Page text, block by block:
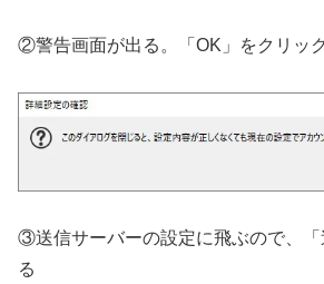
②警告画面が出る。「OK」をクリッ
③送信サーバーの設定に飛ぶので、「
る